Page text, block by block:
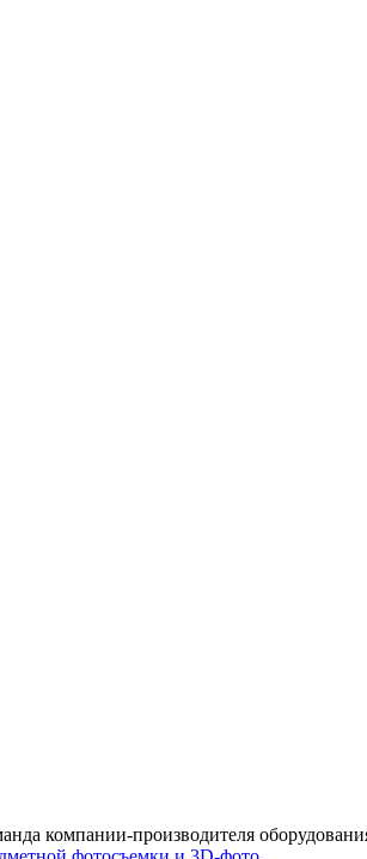
компании-производителя